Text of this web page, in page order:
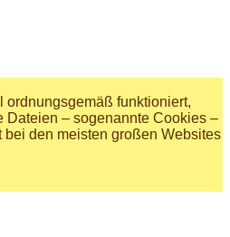
ordnungsgemäß funktioniert,
Dateien – sogenannte Cookies –
bei den meisten großen Websites